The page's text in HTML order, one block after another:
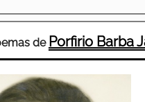
de Porfirio Barba